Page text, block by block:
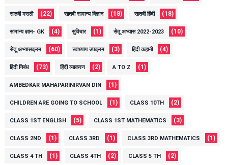
सातवी मराठी (22) सातवी सामान्य विज्ञान (18) सातवी हिंदी (18)
सामान्य ज्ञान- GK (4) सुविचार (1) सेतू अभ्यास 2022-2023 (10)
सेतू अभ्यासक्रम (60) स्वाध्याय उपक्रम (3) हिंदी कहानी (4)
हिंदी निबंध (73) हिंदी व्याकरण (2) A TO Z (1)
AMBEDKAR MAHAPARINIRVAN DIN (1)
CHILDREN ARE GOING TO SCHOOL (1) CLASS 10TH (2)
CLASS 1ST ENGLISH (5) CLASS 1ST MATHEMATICS (3)
CLASS 2ND (1) CLASS 3RD (1) CLASS 3RD MATHEMATICS (1)
CLASS 4 TH (1) CLASS 4TH (2) CLASS 5 TH (2)